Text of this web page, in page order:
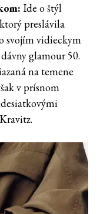
Ide o štýl
preslávila
svojím vidieckym
glamour 50.
na temene
v prísnom